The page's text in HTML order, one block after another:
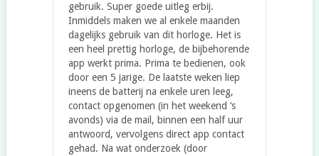
gebruik. Super goede uitleg erbij.
Inmiddels maken we al enkele maanden
dagelijks gebruik van dit horloge. Het is
een heel prettig horloge, de bijbehorende
app werkt prima. Prima te bedienen, ook
door een 5 jarige. De laatste weken liep
ineens de batterij na enkele uren leeg,
contact opgenomen (in het weekend ‘s
avonds) via de mail, binnen een half uur
antwoord, vervolgens direct app contact
gehad. Na wat onderzoek (door